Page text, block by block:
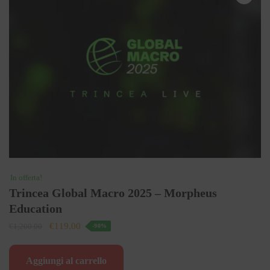
In offerta!
Trincea Global Macro 2025 – Morpheus
Education
Il
era:
€119.00
è:
-90%
Aggiungi al carrello